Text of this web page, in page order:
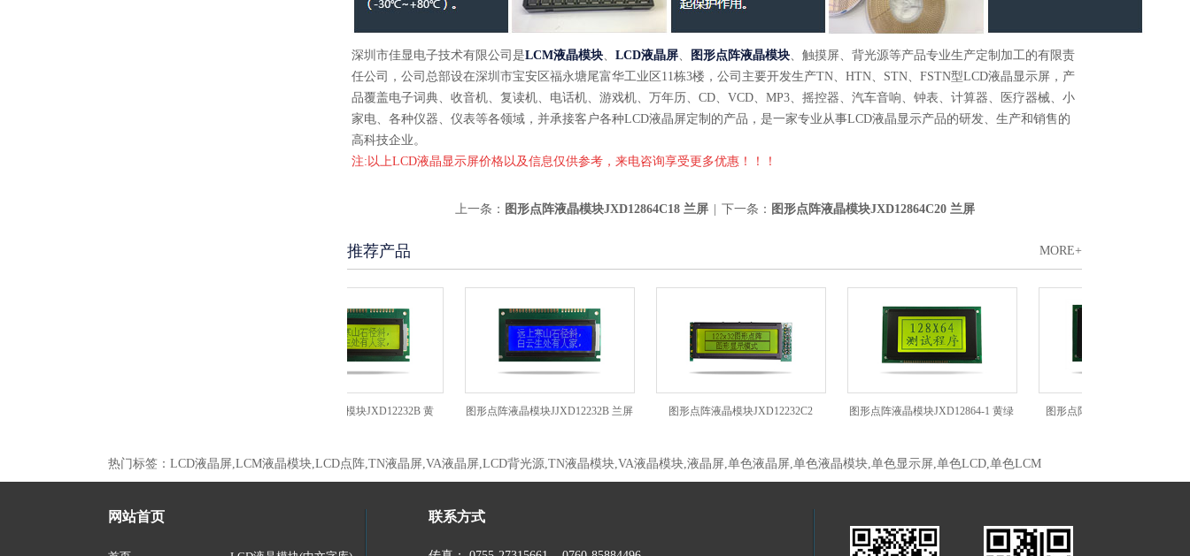
深圳市佳显电子技术有限公司是LCM液晶模块、 LCD液晶屏、 图形点阵液晶模块、触摸屏、背光源等产品专业生产定制加工的有限责
任公司，公司总部设在深圳市宝安区福永塘尾富华工业区11栋3楼，公司主要开发生产TN、HTN、STN、FSTN型LCD液晶显示屏，产
品覆盖电子词典、收音机、复读机、电话机、游戏机、万年历、CD、VCD、MP3、摇控器、汽车音响、钟表、计算器、医疗器械、小
家电、各种仪器、仪表等各领域，并承接客户各种LCD液晶屏定制的产品，是一家专业从事LCD液晶显示产品的研发、生产和销售的
高科技企业。
注:以上LCD液晶显示屏价格以及信息仅供参考，来电咨询享受更多优惠！！！
上一条： 图形点阵液晶模块JXD12864C18 兰屏 下一条： 图形点阵液晶模块JXD12864C20 兰屏
MORE+
推荐产品
图形点阵液晶模块JXD12232B 黄 图形点阵液晶模块JJXD12232B 兰屏 图形点阵液晶模块JXD12232C2 图形点阵液晶模块JXD12864-1 黄绿 图形点阵液晶模块JXD12864-1 兰
热门标签：LCD液晶屏,LCM液晶模块,LCD点阵,TN液晶屏,VA液晶屏,LCD背光源,TN液晶模块,VA液晶模块,液晶屏,单色液晶屏,单色液晶模块,单色显示屏,单色LCD,单色LCM
网站首页 联系方式